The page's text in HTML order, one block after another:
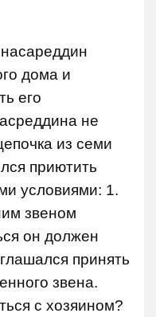
дома и
его
не
из семи
приютить
условиями: 1.
звеном
он должен
принять
звена.
с хозяином?